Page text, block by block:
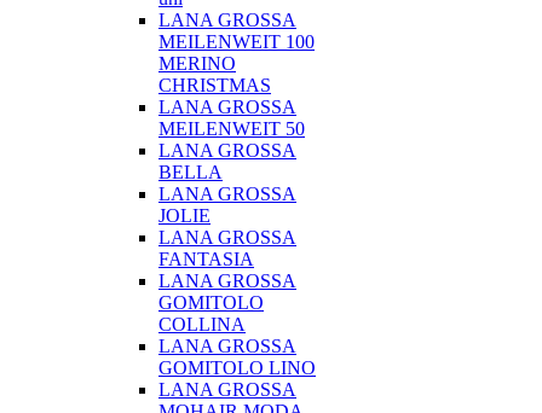
LANA GROSSA
MEILENWEIT 100
MERINO
CHRISTMAS
LANA GROSSA
MEILENWEIT 50
LANA GROSSA
BELLA
LANA GROSSA
JOLIE
LANA GROSSA
FANTASIA
LANA GROSSA
GOMITOLO
COLLINA
LANA GROSSA
GOMITOLO LINO
LANA GROSSA